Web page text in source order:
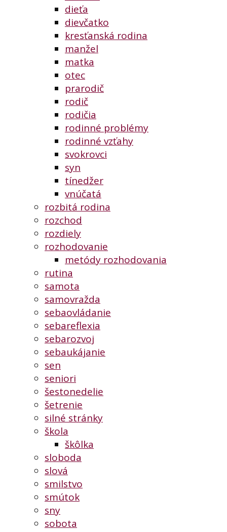
dieťa
dievčatko
kresťanská rodina
manžel
matka
otec
prarodič
rodič
rodičia
rodinné problémy
rodinné vzťahy
svokrovci
syn
tínedžer
vnúčatá
rozbitá rodina
rozchod
rozdiely
rozhodovanie
metódy rozhodovania
rutina
samota
samovražda
sebaovládanie
sebareflexia
sebarozvoj
sebaukájanie
sen
seniori
šestonedelie
šetrenie
silné stránky
škola
škôlka
sloboda
slová
smilstvo
smútok
sny
sobota